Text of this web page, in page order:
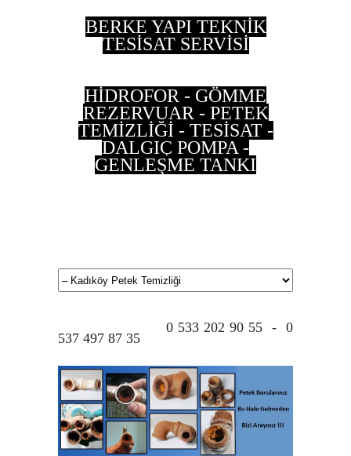
BERKE YAPI TEKNİK
TESİSAT SERVİSİ
HİDROFOR - GÖMME
REZERVUAR - PETEK
TEMİZLİĞİ - TESİSAT -
DALGIÇ POMPA -
GENLEŞME TANKI
0 533 202 90 55 - 0
537 497 87 35